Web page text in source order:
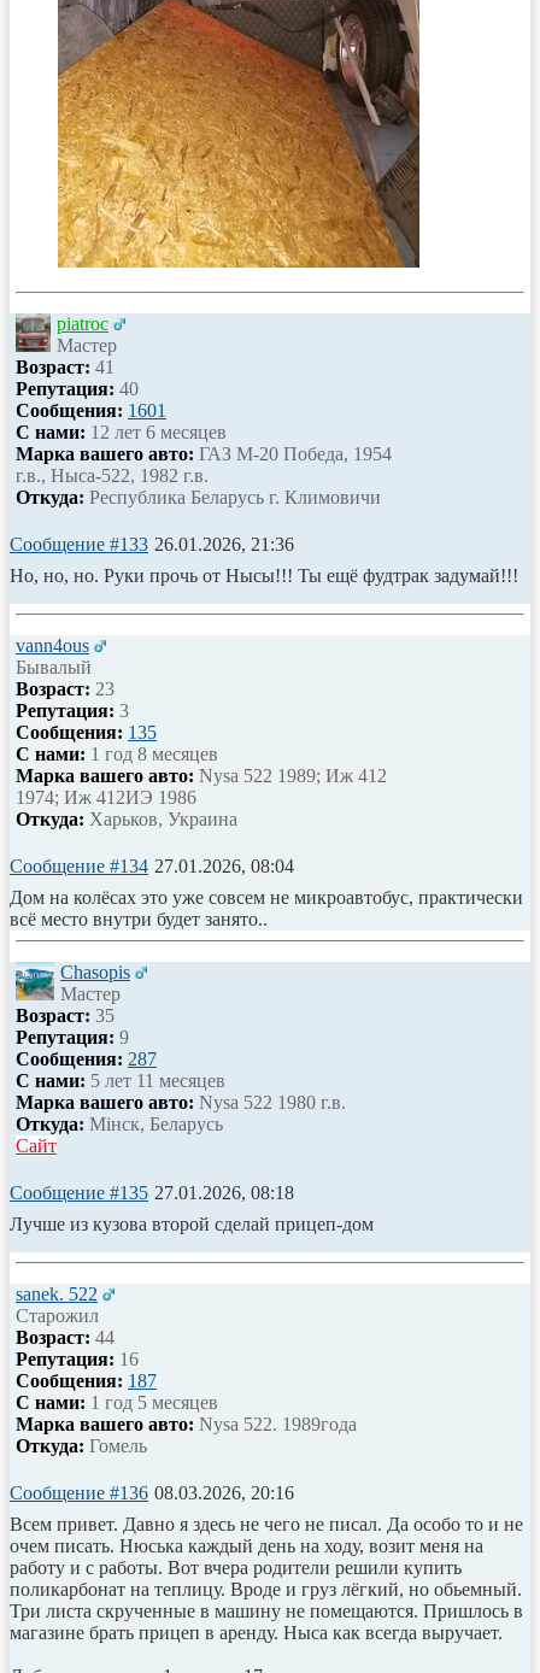
piatroc
Мастер
Возраст: 41
Репутация: 40
Сообщения: 1601
С нами: 12 лет 6 месяцев
Марка вашего авто: ГАЗ М-20 Победа, 1954
г.в., Ныса-522, 1982 г.в.
Откуда: Республика Беларусь г. Климовичи
Сообщение #133 26.01.2026, 21:36
Но, но, но. Руки прочь от Нысы!!! Ты ещё фудтрак задумай!!!
vann4ous
Бывалый
Возраст: 23
Репутация: 3
Сообщения: 135
С нами: 1 год 8 месяцев
Марка вашего авто: Nysa 522 1989; Иж 412
1974; Иж 412ИЭ 1986
Откуда: Харьков, Украина
Сообщение #134 27.01.2026, 08:04
Дом на колёсах это уже совсем не микроавтобус, практически
всё место внутри будет занято..
Chasopis
Мастер
Возраст: 35
Репутация: 9
Сообщения: 287
С нами: 5 лет 11 месяцев
Марка вашего авто: Nysa 522 1980 г.в.
Откуда: Мінск, Беларусь
Сайт
Сообщение #135 27.01.2026, 08:18
Лучше из кузова второй сделай прицеп-дом
sanek. 522
Старожил
Возраст: 44
Репутация: 16
Сообщения: 187
С нами: 1 год 5 месяцев
Марка вашего авто: Nysa 522. 1989года
Откуда: Гомель
Сообщение #136 08.03.2026, 20:16
Всем привет. Давно я здесь не чего не писал. Да особо то и не
очем писать. Нюська каждый день на ходу, возит меня на
работу и с работы. Вот вчера родители решили купить
поликарбонат на теплицу. Вроде и груз лёгкий, но обьемный.
Три листа скрученные в машину не помещаются. Пришлось в
магазине брать прицеп в аренду. Ныса как всегда выручает.